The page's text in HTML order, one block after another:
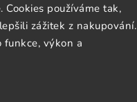
Cookies používáme tak,
zážitek z nakupování.
funkce, výkon a